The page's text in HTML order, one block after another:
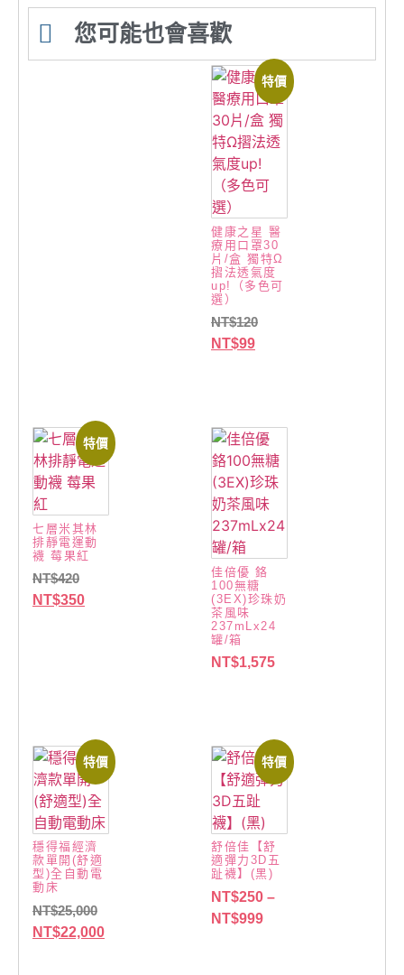
您可能也會喜歡
特價
健康之星 醫
療用口罩30
片/盒 獨特Ω
摺法透氣度
up!（多色可
選）
NT$120
NT$99
特價
七層米其林
排靜電運動
襪 莓果紅
NT$420
NT$350
佳倍優 鉻
100無糖
(3EX)珍珠奶
茶風味
237mLx24
罐/箱
NT$1,575
特價
穩得福經濟
款單開(舒適
型)全自動電
動床
NT$25,000
NT$22,000
特價
舒倍佳【舒
適彈力3D五
趾襪】(黑)
NT$250 –
NT$999